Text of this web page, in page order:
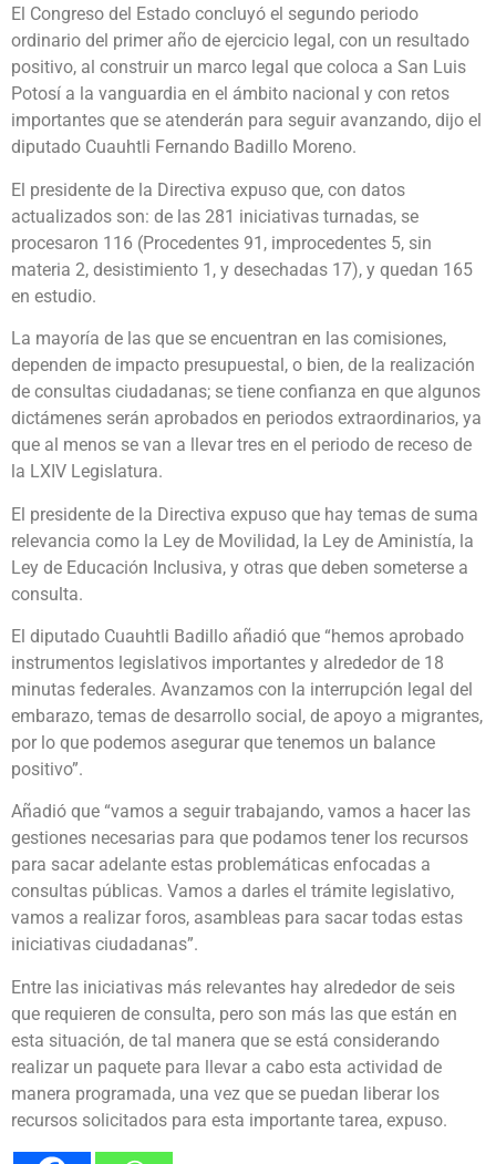
El Congreso del Estado concluyó el segundo periodo
ordinario del primer año de ejercicio legal, con un resultado
positivo, al construir un marco legal que coloca a San Luis
Potosí a la vanguardia en el ámbito nacional y con retos
importantes que se atenderán para seguir avanzando, dijo el
diputado Cuauhtli Fernando Badillo Moreno.
El presidente de la Directiva expuso que, con datos
actualizados son: de las 281 iniciativas turnadas, se
procesaron 116 (Procedentes 91, improcedentes 5, sin
materia 2, desistimiento 1, y desechadas 17), y quedan 165
en estudio.
La mayoría de las que se encuentran en las comisiones,
dependen de impacto presupuestal, o bien, de la realización
de consultas ciudadanas; se tiene confianza en que algunos
dictámenes serán aprobados en periodos extraordinarios, ya
que al menos se van a llevar tres en el periodo de receso de
la LXIV Legislatura.
El presidente de la Directiva expuso que hay temas de suma
relevancia como la Ley de Movilidad, la Ley de Aministía, la
Ley de Educación Inclusiva, y otras que deben someterse a
consulta.
El diputado Cuauhtli Badillo añadió que “hemos aprobado
instrumentos legislativos importantes y alrededor de 18
minutas federales. Avanzamos con la interrupción legal del
embarazo, temas de desarrollo social, de apoyo a migrantes,
por lo que podemos asegurar que tenemos un balance
positivo”.
Añadió que “vamos a seguir trabajando, vamos a hacer las
gestiones necesarias para que podamos tener los recursos
para sacar adelante estas problemáticas enfocadas a
consultas públicas. Vamos a darles el trámite legislativo,
vamos a realizar foros, asambleas para sacar todas estas
iniciativas ciudadanas”.
Entre las iniciativas más relevantes hay alrededor de seis
que requieren de consulta, pero son más las que están en
esta situación, de tal manera que se está considerando
realizar un paquete para llevar a cabo esta actividad de
manera programada, una vez que se puedan liberar los
recursos solicitados para esta importante tarea, expuso.